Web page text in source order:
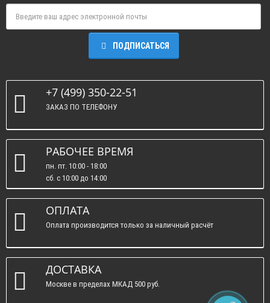
ПОДПИСАТЬСЯ
+7 (499) 350-22-51
ЗАКАЗ ПО ТЕЛЕФОНУ
РАБОЧЕЕ ВРЕМЯ
пн. пт. 10:00 - 18:00
сб. c 10:00 до 14:00
вс. : выходные.
ОПЛАТА
Оплата производится только за наличный расчёт
ДОСТАВКА
Москве в пределах МКАД 500 руб.